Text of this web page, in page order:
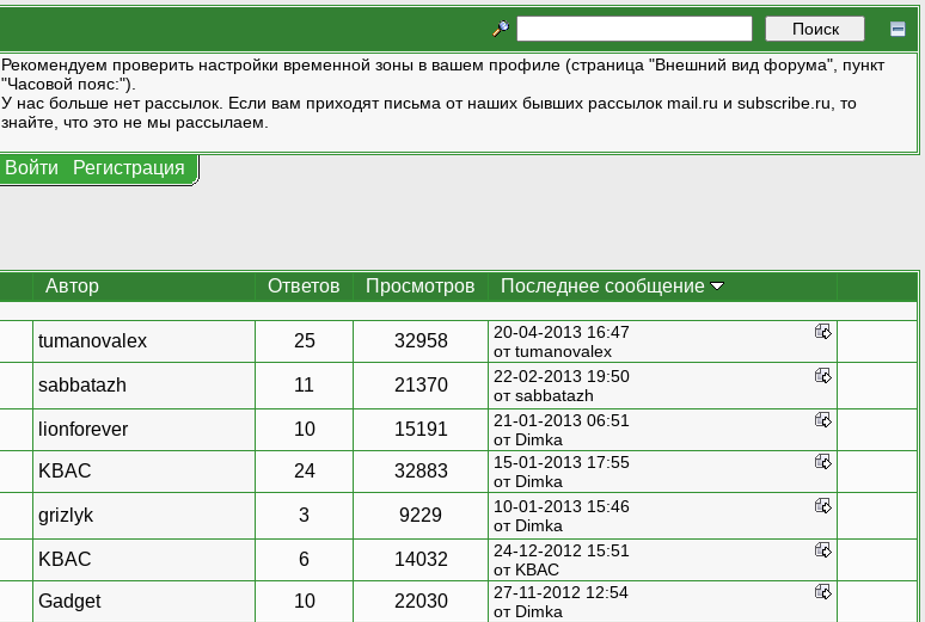
Рекомендуем проверить настройки временной зоны в вашем профиле (страница "Внешний вид форума", пункт
"Часовой пояс:").
У нас больше нет рассылок. Если вам приходят письма от наших бывших рассылок mail.ru и subscribe.ru, то
знайте, что это не мы рассылаем.
Войти Регистрация
Автор Ответов Просмотров Последнее сообщение
tumanovalex 25 32958
20-04-2013 16:47
отtumanovalex
sabbatazh 11 21370
22-02-2013 19:50
отsabbatazh
lionforever 10 15191
21-01-2013 06:51
от Dimka
KBAC 24 32883
15-01-2013 17:55
от Dimka
grizlyk 3 9229
10-01-2013 15:46
от Dimka
KBAC 6 14032
24-12-2012 15:51
от KBAC
Gadget 10 22030
27-11-2012 12:54
от Dimka